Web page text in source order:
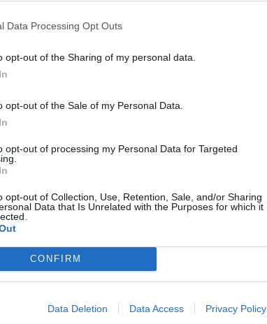
Data Processing Opt Outs
opt-out of the Sharing of my personal data.
opt-out of the Sale of my Personal Data.
opt-out of processing my Personal Data for Targeted
opt-out of Collection, Use, Retention, Sale, and/or Sharing
Data that Is Unrelated with the Purposes for which it
CONFIRM
Data Deletion Data Access Privacy Policy
kaudella
on joutunut kuulusteluihin
vuoksi. Samaan
ja Jacob Elordin
Hunter Schafer, Alexa
Cherry, Adewale